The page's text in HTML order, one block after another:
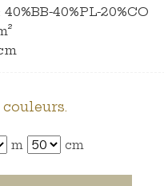
40%PL-20%CO
m cm